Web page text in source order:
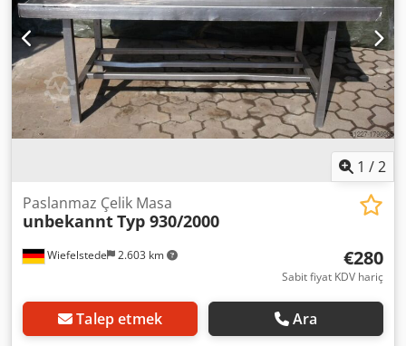
1 /2
Wiefelstede 2.603 km
Paslanmaz Çelik Masa
unbekanntTyp 930/2000
€280
Sabit fiyat KDV hariç
Talep etmek Ara